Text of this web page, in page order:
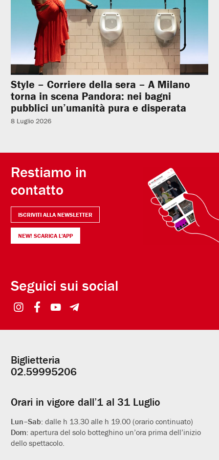
Style – Corriere della sera – A Milano
torna in scena Pandora: nei bagni
pubblici un’umanità pura e disperata
8 Luglio 2026
Restiamo in
contatto
ISCRIVITI ALLA NEWSLETTER
NEW! SCARICA L'APP
Seguici sui social
Informazioni
utili
Biglietteria
02.59995206
Orari in vigore dall’1 al 31 Luglio
Lun–Sab:dalle h 13.30 alle h 19.00 (orario continuato)
Dom:apertura del solo botteghino un’ora prima dell’inizio
dello spettacolo.